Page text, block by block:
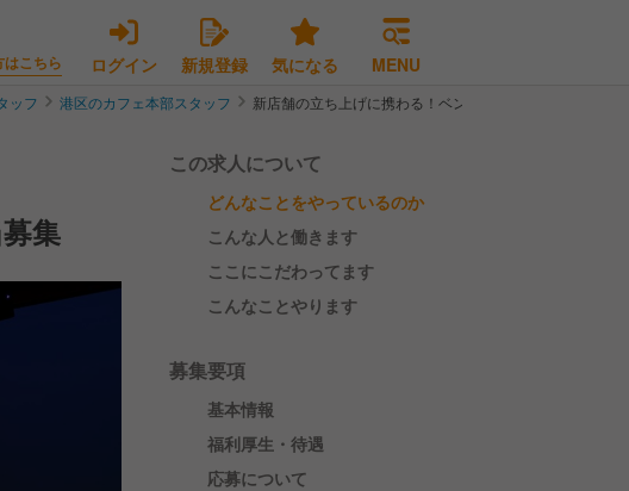
こちら ログイン 新規登録 気になる MENU
ッフ 港区のカフェ本部スタッフ 新店舗の立ち上げに携わる！ベンチャー企業で店舗開発担
集
この求人について
どんなことをやっているのか
こんな人と働きます
ここにこだわってます
こんなことやります
募集要項
基本情報
福利厚生・待遇
応募について